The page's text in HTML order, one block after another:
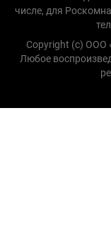
числе, для
Copyright (с) ООО
Любое